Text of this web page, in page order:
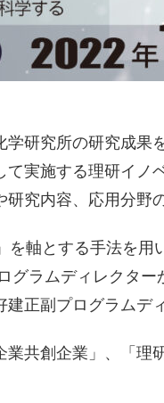
学研究所の研究成果
て実施する理研イノ
究内容、応用分野
を軸とする手法を用
グラムディレクタ
建正副プログラムデ
業共創企業」、「理